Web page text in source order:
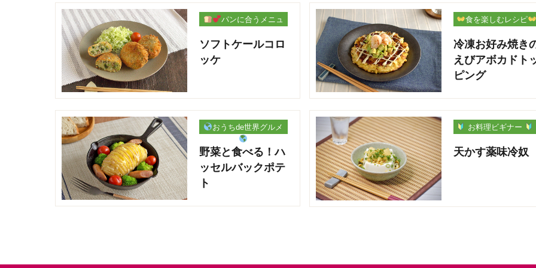
パンに合うメニュ
ソフトケールコロ
ッケ
食を楽しむレシピ
冷凍お好み焼き
えびアボカドト
ピング
おうちde世界グルメ
野菜と食べる！ハ
ッセルバックポテ
ト
お料理ビギナー
天かす薬味冷奴